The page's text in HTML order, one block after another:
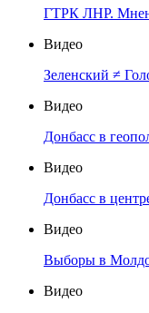
ГТРК ЛНР.
Видео
Зеленский ≠
Видео
Донбасс в
Видео
Донбасс в
Видео
Выборы в
Видео